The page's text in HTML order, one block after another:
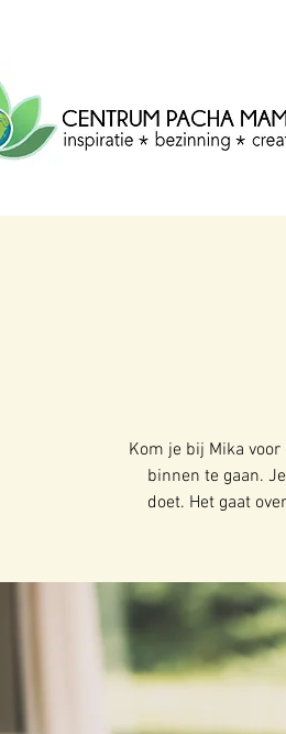
Centrum voor inspiratie, bezinning &
creatie.
Kom je bij Mika
binnen te gaan.
doet. Het gaat